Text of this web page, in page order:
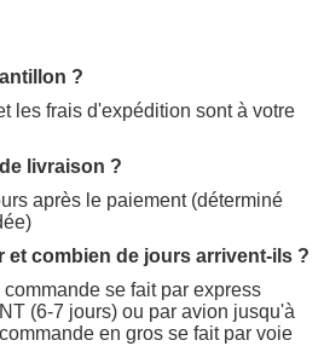
?
les frais d'expédition sont à votre
livraison ?
après le paiement (déterminé
et combien de jours arrivent-ils ?
se fait par express
(6-7 jours) ou par avion jusqu'à
en gros se fait par voie